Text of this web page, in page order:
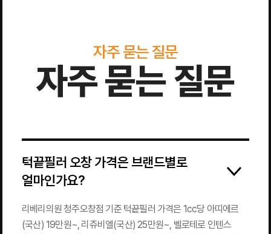
자주 묻는 질문
자주 묻는 질문
턱끝필러 오창 가격은 브랜드별로
얼마인가요?
리베리의원 청주오창점 기준 턱끝필러 가격은 1cc당 아띠에르
(국산) 19만원~, 리쥬비엘(국산) 25만원~, 벨로테로 인텐스